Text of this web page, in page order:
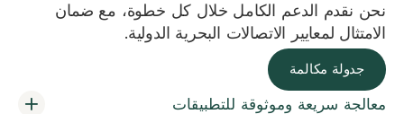
نحن نقدم الدعم الكامل خلال كل خطوة، مع ضمان
الامتثال لمعايير الاتصالات البحرية الدولية.
جدولة مكالمة
معالجة سريعة وموثوقة للتطبيقات